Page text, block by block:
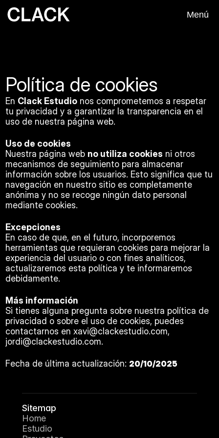
Política de cookies
En Clack Estudio nos comprometemos a respetar
tu privacidad y a garantizar la transparencia en el
uso de nuestra página web.
Uso de cookies
Nuestra página web no utiliza cookies ni otros
mecanismos de seguimiento para almacenar
información sobre los usuarios. Esto significa que tu
navegación en nuestro sitio es completamente
anónima y no se recoge ningún dato personal
mediante cookies.
Excepciones
En caso de que, en el futuro, incorporemos
herramientas que requieran cookies para mejorar la
experiencia del usuario o con fines analíticos,
actualizaremos esta política y te informaremos
debidamente.
Más información
Si tienes alguna pregunta sobre nuestra política de
privacidad o sobre el uso de cookies, puedes
contactarnos en xavi@clackestudio.com,
jordi@clackestudio.com.
Fecha de última actualización: 20/10/2025
Sitemap
Home
Estudio
Menú